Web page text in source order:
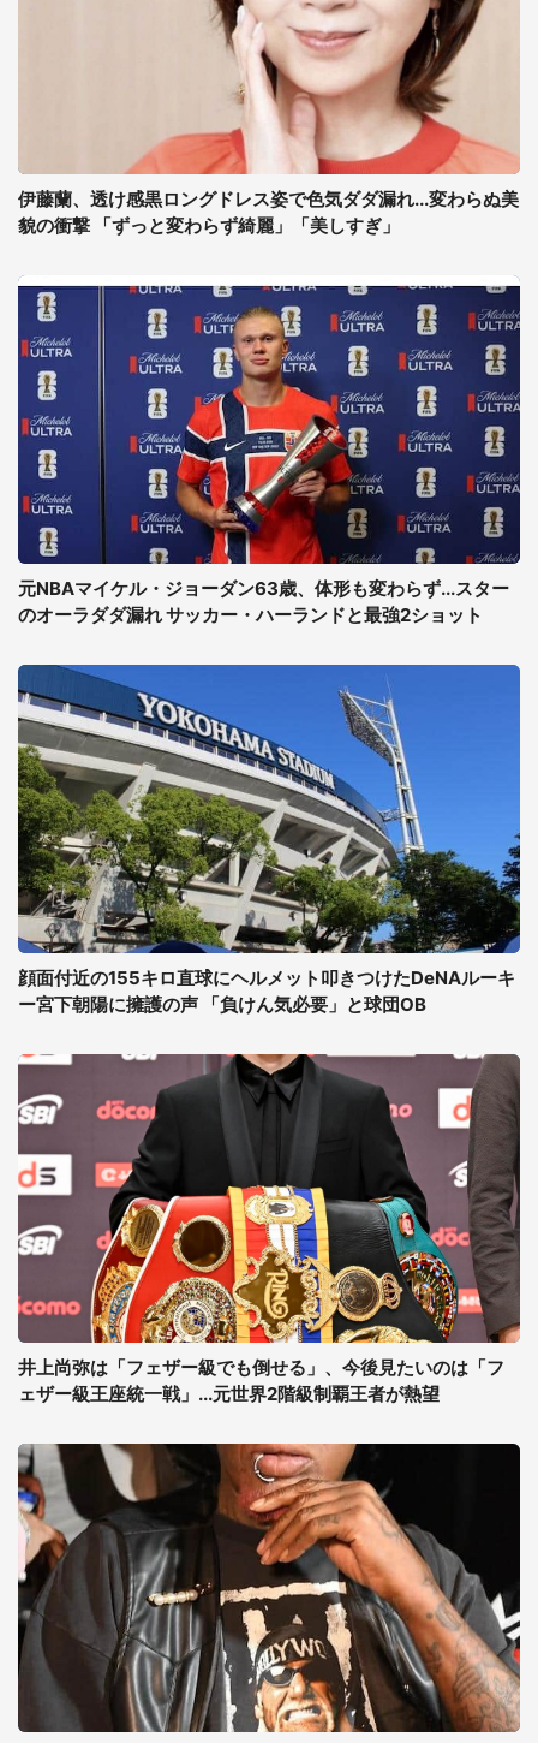
伊藤蘭、透け感黒ロングドレス姿で色気ダダ漏れ...変わらぬ美
貌の衝撃 「ずっと変わらず綺麗」「美しすぎ」
元NBAマイケル・ジョーダン63歳、体形も変わらず...スター
のオーラダダ漏れ サッカー・ハーランドと最強2ショット
顔面付近の155キロ直球にヘルメット叩きつけたDeNAルーキ
ー宮下朝陽に擁護の声 「負けん気必要」と球団OB
井上尚弥は「フェザー級でも倒せる」、今後見たいのは「フ
ェザー級王座統一戦」...元世界2階級制覇王者が熱望